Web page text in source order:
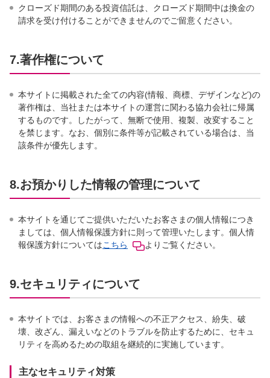
クローズド期間のある投資信託は、クローズド期間中は換金の
請求を受け付けることができませんのでご留意ください。
7.著作権について
本サイトに掲載された全ての内容(情報、商標、デザインなど)の
著作権は、当社または本サイトの運営に関わる協力会社に帰属
するものです。したがって、無断で使用、複製、改変すること
を禁じます。なお、個別に条件等が記載されている場合は、当
該条件が優先します。
8.お預かりした情報の管理について
本サイトを通じてご提供いただいたお客さまの個人情報につき
ましては、個人情報保護方針に則って管理いたします。個人情
報保護方針についてはこちら よりご覧ください。
9.セキュリティについて
本サイトでは、お客さまの情報への不正アクセス、紛失、破
壊、改ざん、漏えいなどのトラブルを防止するために、セキュ
リティを高めるための取組を継続的に実施しています。
主なセキュリティ対策